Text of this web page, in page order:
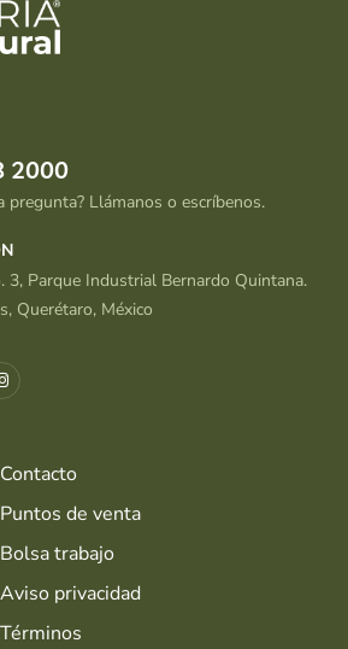
2000
pregunta? Llámanos o escríbenos.
3, Parque Industrial Bernardo Quintana.
Querétaro, México
Contacto
Puntos de venta
Bolsa trabajo
Aviso privacidad
Términos